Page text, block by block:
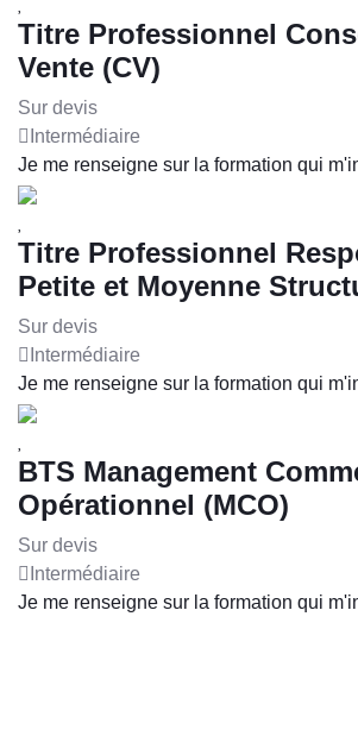
Titre Professionnel
Vente (CV)
Sur devis
Intermédiaire
Je me renseigne sur la formation qui
Titre Professionnel
Petite et Moyenne
Sur devis
Intermédiaire
Je me renseigne sur la formation qui
BTS Management
Opérationnel (MCO)
Sur devis
Intermédiaire
Je me renseigne sur la formation qui